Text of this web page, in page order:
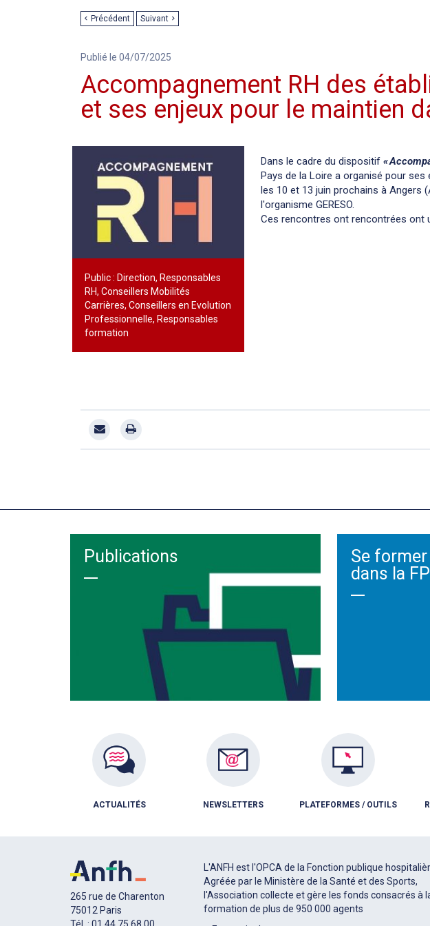
Précédent Suivant
Publié le 04/07/2025
Accompagnement RH des
et ses enjeux pour le maintien
Public : Direction, Responsables
RH, Conseillers Mobilités
Carrières, Conseillers en Evolution
Professionnelle, Responsables
formation
Dans le cadre du dispositif«
Pays de la Loire a organisé pour ses
les 10 et 13 juin prochains à Angers
l'organisme GERESO.
Ces rencontres ont rencontrées ont
Publications
Se former
dans la
ACTUALITÉS NEWSLETTERS PLATEFORMES / OUTILS
265 rue de Charenton
75012 Paris
L'ANFH est l'OPCA de la Fonction publique
Agréée par le Ministère de la Santé et des Sports,
l'Association collecte et gère les fonds consacrés à
formation de plus de 950 000 agents